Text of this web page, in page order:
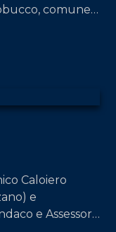
comune
contro
Caloiero
e
e Assessore